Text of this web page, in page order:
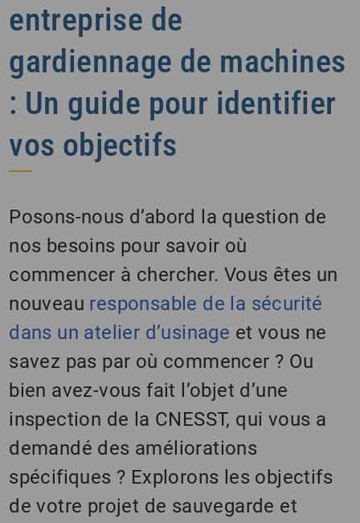
entreprise de
gardiennage de machines
: Un guide pour identifier
vos objectifs
Posons-nous d’abord la question de
nos besoins pour savoir où
commencer à chercher. Vous êtes un
nouveau responsable de la sécurité
dans un atelier d’usinage et vous ne
savez pas par où commencer ? Ou
bien avez-vous fait l’objet d’une
inspection de la CNESST, qui vous a
demandé des améliorations
spécifiques ? Explorons les objectifs
de votre projet de sauvegarde et